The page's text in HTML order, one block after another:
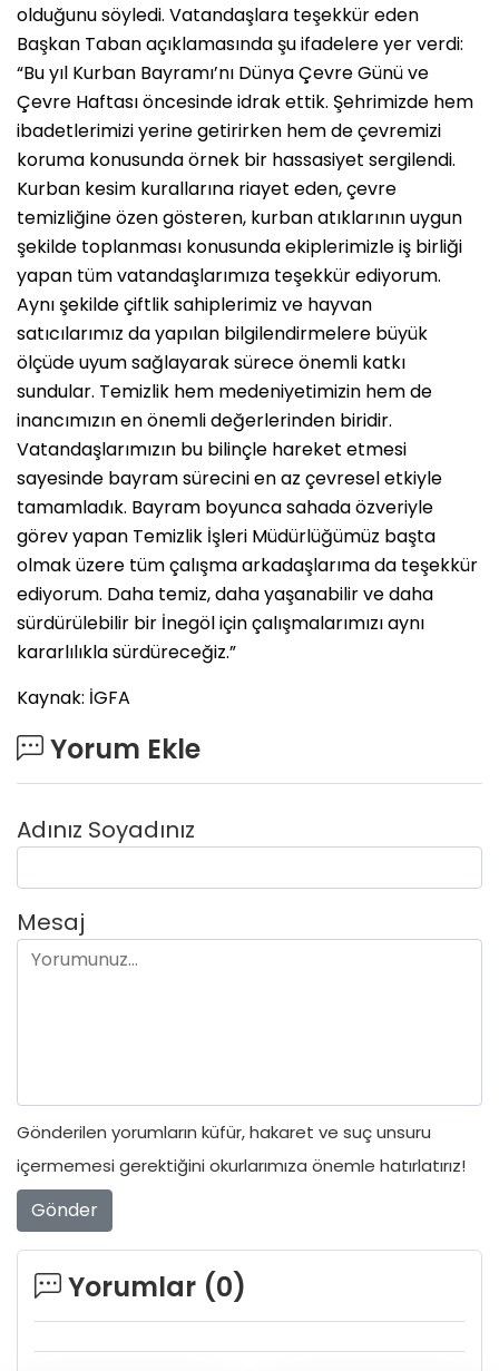
olduğunu söyledi. Vatandaşlara teşekkür eden
Başkan Taban açıklamasında şu ifadelere yer verdi:
“Bu yıl Kurban Bayramı’nı Dünya Çevre Günü ve
Çevre Haftası öncesinde idrak ettik. Şehrimizde hem
ibadetlerimizi yerine getirirken hem de çevremizi
koruma konusunda örnek bir hassasiyet sergilendi.
Kurban kesim kurallarına riayet eden, çevre
temizliğine özen gösteren, kurban atıklarının uygun
şekilde toplanması konusunda ekiplerimizle iş birliği
yapan tüm vatandaşlarımıza teşekkür ediyorum.
Aynı şekilde çiftlik sahiplerimiz ve hayvan
satıcılarımız da yapılan bilgilendirmelere büyük
ölçüde uyum sağlayarak sürece önemli katkı
sundular. Temizlik hem medeniyetimizin hem de
inancımızın en önemli değerlerinden biridir.
Vatandaşlarımızın bu bilinçle hareket etmesi
sayesinde bayram sürecini en az çevresel etkiyle
tamamladık. Bayram boyunca sahada özveriyle
görev yapan Temizlik İşleri Müdürlüğümüz başta
olmak üzere tüm çalışma arkadaşlarıma da teşekkür
ediyorum. Daha temiz, daha yaşanabilir ve daha
sürdürülebilir bir İnegöl için çalışmalarımızı aynı
kararlılıkla sürdüreceğiz.”
Kaynak: İGFA
Yorum Ekle
Adınız Soyadınız
Mesaj
Gönderilen yorumların küfür, hakaret ve suç unsuru
içermemesi gerektiğini okurlarımıza önemle hatırlatırız!
Gönder
Yorumlar (0)